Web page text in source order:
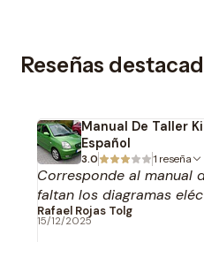
Reseñas
Manual De Taller
Español
3.0 1 reseña
Corresponde al manual
faltan los diagramas
Rafael Rojas Tolg
15/12/2025